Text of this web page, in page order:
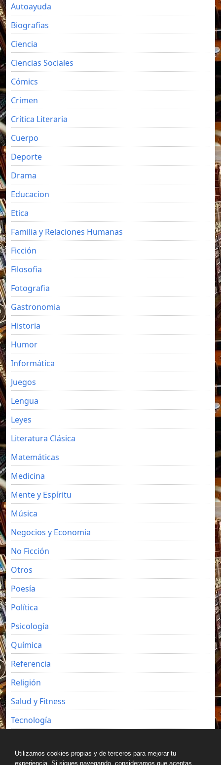
Autoayuda
Biografias
Ciencia
Ciencias Sociales
Cómics
Crimen
Crítica Literaria
Cuerpo
Deporte
Drama
Educacion
Etica
Familia y Relaciones Humanas
Ficción
Filosofia
Fotografia
Gastronomia
Historia
Humor
Informática
Juegos
Lengua
Leyes
Literatura Clásica
Matemáticas
Medicina
Mente y Espíritu
Música
Negocios y Economia
No Ficción
Otros
Poesía
Política
Psicología
Química
Referencia
Religión
Salud y Fitness
Tecnología
Utilizamos cookies propias y de terceros para mejorar tu
experiencia. Si sigues navegando, consideramos que aceptas